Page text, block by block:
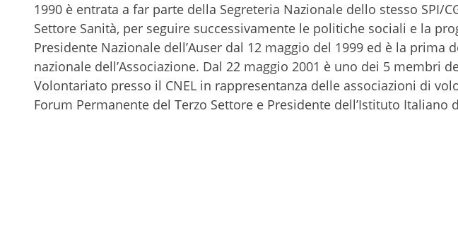
1990 è entrata a far parte della Segreteria Nazionale dello stesso SPI/
Settore Sanità, per seguire successivamente le politiche sociali e la
Presidente Nazionale dell’Auser dal 12 maggio del 1999 ed è la prima
nazionale dell’Associazione. Dal 22 maggio 2001 è uno dei 5 membri
Volontariato presso il CNEL in rappresentanza delle associazioni di
Forum Permanente del Terzo Settore e Presidente dell’Istituto Italiano